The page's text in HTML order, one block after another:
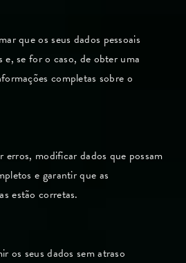
que os seus dados pessoais
e, se for o caso, de obter uma
completas sobre o
erros, modificar dados que possam
e garantir que as
estão corretas.
os seus dados sem atraso